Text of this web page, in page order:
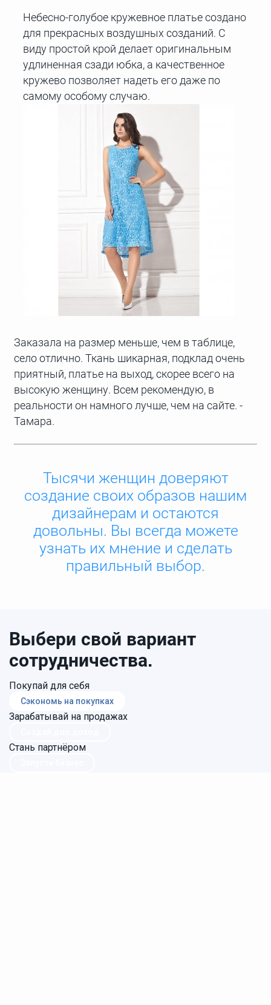
Небесно-голубое кружевное платье создано
для прекрасных воздушных созданий. С
виду простой крой делает оригинальным
удлиненная сзади юбка, а качественное
кружево позволяет надеть его даже по
самому особому случаю.
Заказала на размер меньше, чем в таблице,
село отлично. Ткань шикарная, подклад очень
приятный, платье на выход, скорее всего на
высокую женщину. Всем рекомендую, в
реальности он намного лучше, чем на сайте. -
Тамара.
Тысячи женщин доверяют
создание своих образов нашим
дизайнерам и остаются
довольны. Вы всегда можете
узнать их мнение и сделать
правильный выбор.
Выбери свой вариант
сотрудничества.
Покупай для себя
Сэкономь на покупках
Зарабатывай на продажах
Стань партнёром